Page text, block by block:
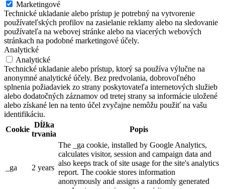
Marketingové
Technické ukladanie alebo prístup je potrebný na vytvorenie
používateľských profilov na zasielanie reklamy alebo na sledovanie
používateľa na webovej stránke alebo na viacerých webových
stránkach na podobné marketingové účely.
Analytické
Analytické
Technické ukladanie alebo prístup, ktorý sa používa výlučne na
anonymné analytické účely. Bez predvolania, dobrovoľného
splnenia požiadaviek zo strany poskytovateľa internetových služieb
alebo dodatočných záznamov od tretej strany sa informácie uložené
alebo získané len na tento účel zvyčajne nemôžu použiť na vašu
identifikáciu.
Cookie
Dĺžka
trvania
Popis
_ga 2 years
The _ga cookie, installed by Google Analytics,
calculates visitor, session and campaign data and
also keeps track of site usage for the site's analytics
report. The cookie stores information
anonymously and assigns a randomly generated